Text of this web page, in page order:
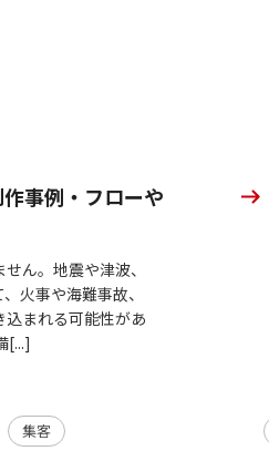
作事例・フローや
ん。地震や津波、
火事や海難事故、
まれる可能性があ
[...]
集客